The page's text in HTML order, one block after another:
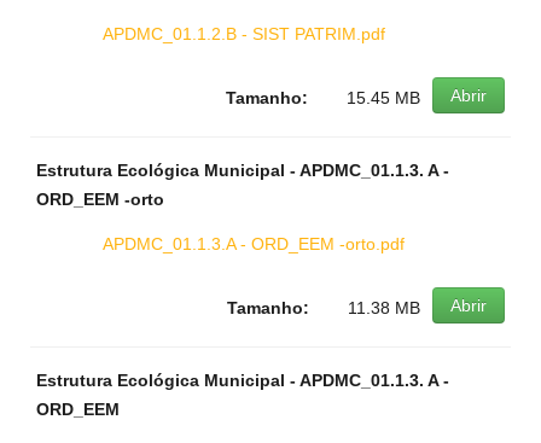
APDMC_01.1.2.B - SIST PATRIM.pdf
Abrir
Tamanho: 15.45 MB
Estrutura Ecológica Municipal - APDMC_01.1.3. A -
ORD_EEM -orto
APDMC_01.1.3.A - ORD_EEM -orto.pdf
Abrir
Tamanho: 11.38 MB
Estrutura Ecológica Municipal - APDMC_01.1.3. A -
ORD_EEM